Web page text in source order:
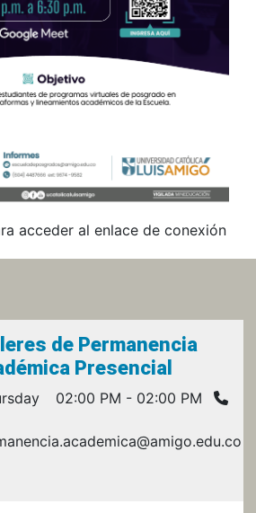
acceder al enlace de conexión
de Permanencia
Presencial
02:00 PM - 02:00 PM